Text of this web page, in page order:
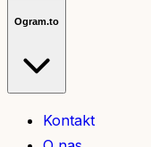
Ogram.to
Kontakt